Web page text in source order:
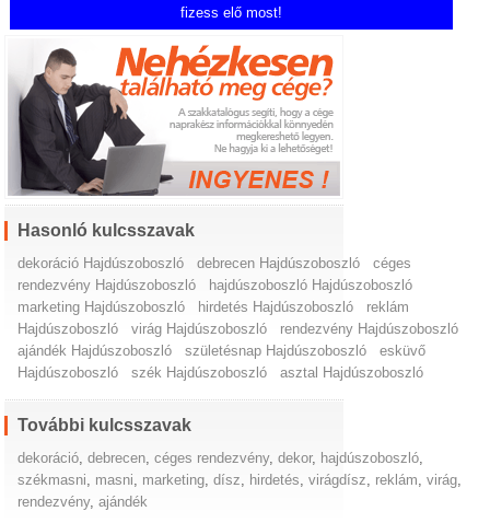
fizess elő most!
Hasonló kulcsszavak
dekoráció Hajdúszoboszló debrecen Hajdúszoboszló
céges
rendezvény Hajdúszoboszló
hajdúszoboszló Hajdúszoboszló
marketing Hajdúszoboszló
hirdetés Hajdúszoboszló
reklám
Hajdúszoboszló
virág Hajdúszoboszló
rendezvény Hajdúszoboszló
ajándék Hajdúszoboszló
születésnap Hajdúszoboszló
esküvő
Hajdúszoboszló
szék Hajdúszoboszló asztal Hajdúszoboszló
További kulcsszavak
dekoráció ,debrecen ,céges rendezvény,dekor, hajdúszoboszló
székmasni
masni marketing ,dísz hirdetés ,virágdísz reklám ,virág
rendezvény,ajándék